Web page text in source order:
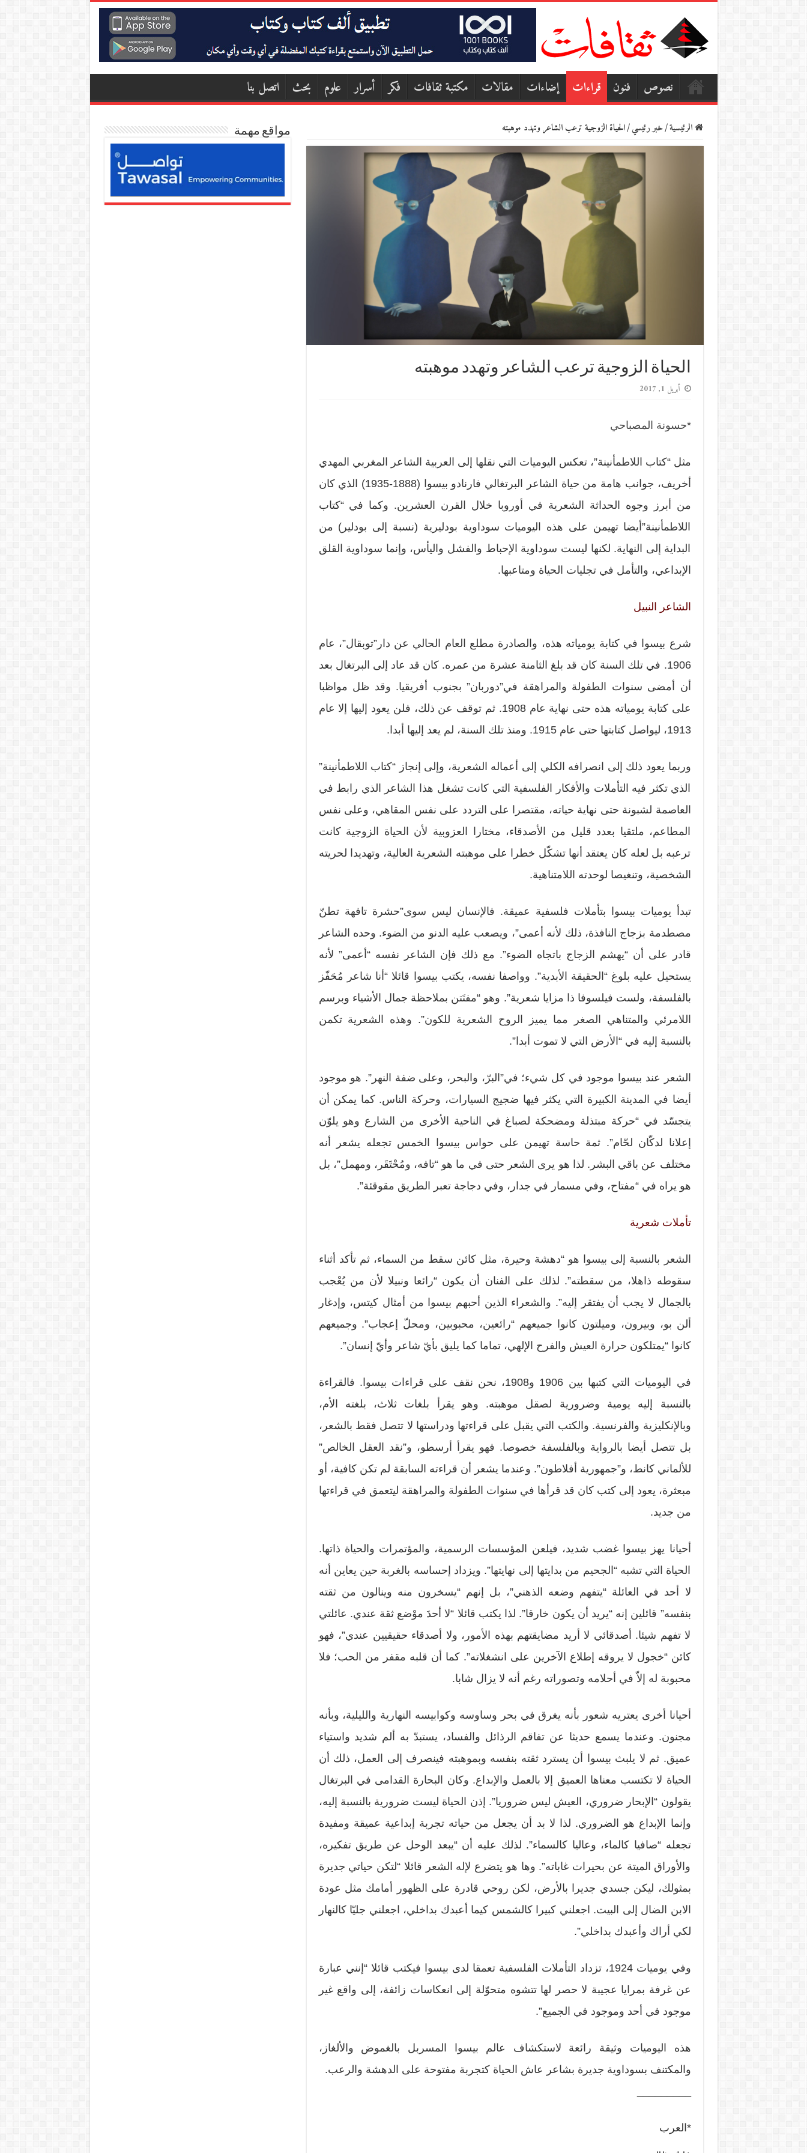
نصوص فنون قراءات إضاءات مقالات مكتبة ثقافات فكر أسرار علوم بحث اتصل بنا
الرئيسية/خبر رئيسي/الحياة الزوجية ترعب الشاعر وتهدد موهبته
الحياة الزوجية ترعب الشاعر وتهدد موهبته
أبريل 1, 2017
*حسونة المصباحي
مثل “كتاب اللاطمأنينة”، تعكس اليوميات التي نقلها إلى العربية الشاعر المغربي المهدي
أخريف، جوانب هامة من حياة الشاعر البرتغالي فارنادو بيسوا (1888-1935) الذي كان
من أبرز وجوه الحداثة الشعرية في أوروبا خلال القرن العشرين. وكما في “كتاب
اللاطمأنينة”أيضا تهيمن على هذه اليوميات سوداوية بودليرية (نسبة إلى بودلير) من
البداية إلى النهاية. لكنها ليست سوداوية الإحباط والفشل واليأس، وإنما سوداوية القلق
الإبداعي، والتأمل في تجليات الحياة ومتاعبها.
الشاعر النبيل
شرع بيسوا في كتابة يومياته هذه، والصادرة مطلع العام الحالي عن دار”توبقال”، عام
1906. في تلك السنة كان قد بلغ الثامنة عشرة من عمره. كان قد عاد إلى البرتغال بعد
أن أمضى سنوات الطفولة والمراهقة في”دوربان” بجنوب أفريقيا. وقد ظل مواظبا
على كتابة يومياته هذه حتى نهاية عام 1908. ثم توقف عن ذلك، فلن يعود إليها إلا عام
1913، ليواصل كتابتها حتى عام 1915. ومنذ تلك السنة، لم يعد إليها أبدا.
وربما يعود ذلك إلى انصرافه الكلي إلى أعماله الشعرية، وإلى إنجاز “كتاب اللاطمأنينة”
الذي تكثر فيه التأملات والأفكار الفلسفية التي كانت تشغل هذا الشاعر الذي رابط في
العاصمة لشبونة حتى نهاية حياته، مقتصرا على التردد على نفس المقاهي، وعلى نفس
المطاعم، ملتقيا بعدد قليل من الأصدقاء، مختارا العزوبية لأن الحياة الزوجية كانت
ترعبه بل لعله كان يعتقد أنها تشكّل خطرا على موهبته الشعرية العالية، وتهديدا لحريته
الشخصية، وتنغيصا لوحدته اللامتناهية.
تبدأ يوميات بيسوا بتأملات فلسفية عميقة. فالإنسان ليس سوى”حشرة تافهة تطنّ
مصطدمة بزجاج النافذة، ذلك لأنه أعمى”، ويصعب عليه الدنو من الضوء. وحده الشاعر
قادر على أن “يهشم الزجاج باتجاه الضوء”. مع ذلك فإن الشاعر نفسه “أعمى” لأنه
يستحيل عليه بلوغ “الحقيقة الأبدية”. وواصفا نفسه، يكتب بيسوا قائلا “أنا شاعر مُحَفّز
بالفلسفة، ولست فيلسوفا ذا مزايا شعرية”. وهو “مفتَتن بملاحظة جمال الأشياء وبرسم
اللامرئي والمتناهي الصغر مما يميز الروح الشعرية للكون”. وهذه الشعرية تكمن
بالنسبة إليه في “الأرض التي لا تموت أبدا”.
الشعر عند بيسوا موجود في كل شيء؛ في”البرّ، والبحر، وعلى ضفة النهر”. هو موجود
أيضا في المدينة الكبيرة التي يكثر فيها ضجيج السيارات، وحركة الناس. كما يمكن أن
يتجسّد في “حركة مبتذلة ومضحكة لصباغ في الناحية الأخرى من الشارع وهو يلوّن
إعلانا لدكّان لحّام”. ثمة حاسة تهيمن على حواس بيسوا الخمس تجعله يشعر أنه
مختلف عن باقي البشر. لذا هو يرى الشعر حتى في ما هو “تافه، ومُحْتَقَر، ومهمل”، بل
هو يراه في “مفتاح، وفي مسمار في جدار، وفي دجاجة تعبر الطريق مقوقئة”.
تأملات شعرية
الشعر بالنسبة إلى بيسوا هو “دهشة وحيرة، مثل كائن سقط من السماء، ثم تأكد أثناء
سقوطه ذاهلا، من سقطته”. لذلك على الفنان أن يكون “رائعا ونبيلا لأن من يُعْجب
بالجمال لا يجب أن يفتقر إليه”. والشعراء الذين أحبهم بيسوا من أمثال كيتس، وإدغار
ألن بو، وبيرون، وميلتون كانوا جميعهم “رائعين، محبوبين، ومحلّ إعجاب”. وجميعهم
كانوا “يمتلكون حرارة العيش والفرح الإلهي، تماما كما يليق بأيّ شاعر وأيّ إنسان”.
في اليوميات التي كتبها بين 1906 و1908، نحن نقف على قراءات بيسوا. فالقراءة
بالنسبة إليه يومية وضرورية لصقل موهبته. وهو يقرأ بلغات ثلاث، بلغته الأم،
وبالإنكليزية والفرنسية. والكتب التي يقبل على قراءتها ودراستها لا تتصل فقط بالشعر،
بل تتصل أيضا بالرواية وبالفلسفة خصوصا. فهو يقرأ أرسطو، و”نقد العقل الخالص”
للألماني كانط، و”جمهورية أفلاطون”. وعندما يشعر أن قراءته السابقة لم تكن كافية، أو
مبعثرة، يعود إلى كتب كان قد قرأها في سنوات الطفولة والمراهقة ليتعمق في قراءتها
من جديد.
أحيانا يهز بيسوا غضب شديد، فيلعن المؤسسات الرسمية، والمؤتمرات والحياة ذاتها.
الحياة التي تشبه “الجحيم من بدايتها إلى نهايتها”. ويزداد إحساسه بالغربة حين يعاين أنه
لا أحد في العائلة “يتفهم وضعه الذهني”، بل إنهم “يسخرون منه وينالون من ثقته
بنفسه” قائلين إنه “يريد أن يكون خارقا”. لذا يكتب قائلا “لا أحدَ موْضع ثقة عندي. عائلتي
لا تفهم شيئا. أصدقائي لا أريد مضايقتهم بهذه الأمور، ولا أصدقاء حقيقيين عندي”، فهو
كائن “خجول لا يروقه إطلاع الآخرين على انشغلاته”. كما أن قلبه مقفر من الحب؛ فلا
محبوبة له إلاّ في أحلامه وتصوراته رغم أنه لا يزال شابا.
أحيانا أخرى يعتريه شعور بأنه يغرق في بحر وساوسه وكوابيسه النهارية والليلية، وبأنه
مجنون. وعندما يسمع حديثا عن تفاقم الرذائل والفساد، يستبدّ به ألم شديد واستياء
عميق. ثم لا يلبث بيسوا أن يسترد ثقته بنفسه وبموهبته فينصرف إلى العمل، ذلك أن
الحياة لا تكتسب معناها العميق إلا بالعمل والإبداع. وكان البحارة القدامى في البرتغال
يقولون “الإبحار ضروري، العيش ليس ضروريا”. إذن الحياة ليست ضرورية بالنسبة إليه،
وإنما الإبداع هو الضروري. لذا لا بد أن يجعل من حياته تجربة إبداعية عميقة ومفيدة
تجعله “صافيا كالماء، وعاليا كالسماء”. لذلك عليه أن “يبعد الوحل عن طريق تفكيره،
والأوراق الميتة عن بحيرات غاباته”. وها هو يتضرع لإله الشعر قائلا “لتكن حياتي جديرة
بمثولك، ليكن جسدي جديرا بالأرض، لكن روحي قادرة على الظهور أمامك مثل عودة
الابن الضال إلى البيت. اجعلني كبيرا كالشمس كيما أعبدك بداخلي، اجعلني جليّا كالنهار
لكي أراك وأعبدك بداخلي”.
وفي يوميات 1924، تزداد التأملات الفلسفية تعمقا لدى بيسوا فيكتب قائلا “إنني عبارة
عن غرفة بمرايا عجيبة لا حصر لها تتشوه متحوّلة إلى انعكاسات زائفة، إلى واقع غير
موجود في أحد وموجود في الجميع”.
هذه اليوميات وثيقة رائعة لاستكشاف عالم بيسوا المسربل بالغموض والألغاز،
والمكتنف بسوداوية جديرة بشاعر عاش الحياة كتجربة مفتوحة على الدهشة والرعب.
*العرب
مواقع مهمة